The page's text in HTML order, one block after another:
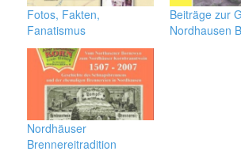
Fotos, Fakten,
Fanatismus
Beiträge zur
Nordhausen
Nordhäuser
Brennereitradition